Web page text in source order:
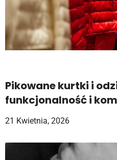
Pikowane kurtki i
funkcjonalność i
21 Kwietnia, 2026